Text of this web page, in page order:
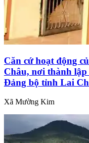
Căn cứ hoạt động
Châu, nơi thành
Đảng bộ tỉnh Lai
Xã Mường Kim